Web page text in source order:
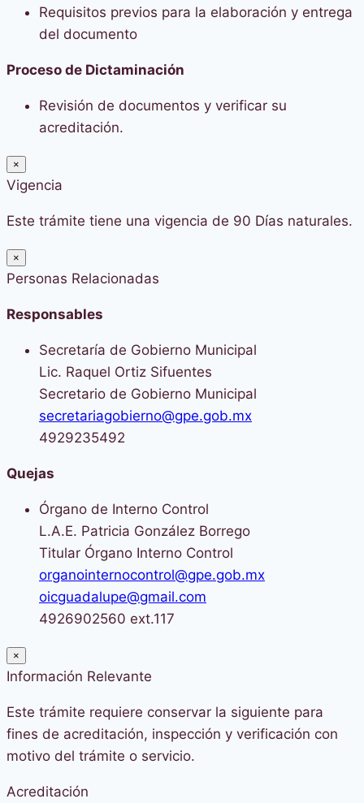
Requisitos previos para la elaboración y entrega
del documento
Proceso de Dictaminación
Revisión de documentos y verificar su
acreditación.
×
Vigencia
Este trámite tiene una vigencia de 90 Días naturales.
×
Personas Relacionadas
Responsables
Secretaría de Gobierno Municipal
Lic. Raquel Ortiz Sifuentes
Secretario de Gobierno Municipal
secretariagobierno@gpe.gob.mx
4929235492
Quejas
Órgano de Interno Control
L.A.E. Patricia González Borrego
Titular Órgano Interno Control
organointernocontrol@gpe.gob.mx
oicguadalupe@gmail.com
4926902560 ext.117
×
Información Relevante
Este trámite requiere conservar la siguiente para
fines de acreditación, inspección y verificación con
motivo del trámite o servicio.
Acreditación